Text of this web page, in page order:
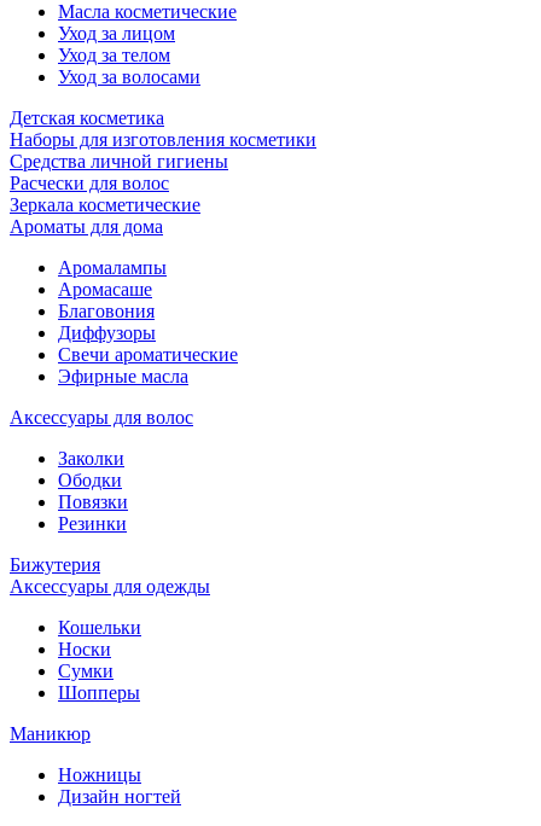
Масла косметические
Уход за лицом
Уход за телом
Уход за волосами
Детская косметика
Наборы для изготовления косметики
Средства личной гигиены
Расчески для волос
Зеркала косметические
Ароматы для дома
Аромалампы
Аромасаше
Благовония
Диффузоры
Свечи ароматические
Эфирные масла
Аксессуары для волос
Заколки
Ободки
Повязки
Резинки
Бижутерия
Аксессуары для одежды
Кошельки
Носки
Сумки
Шопперы
Маникюр
Ножницы
Дизайн ногтей